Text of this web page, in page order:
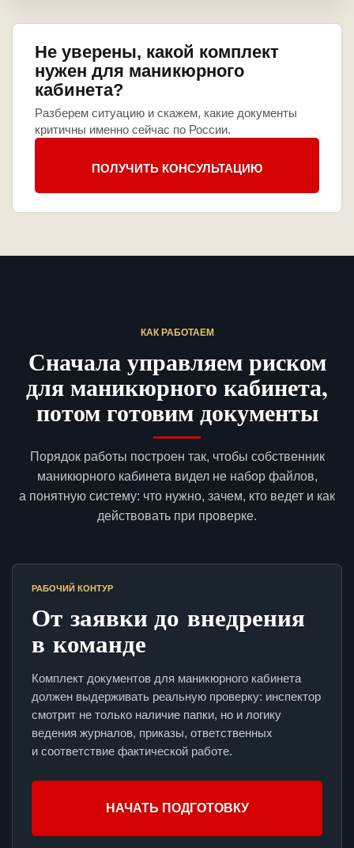
Не уверены, какой комплект
нужен для маникюрного
кабинета?
Разберем ситуацию и скажем, какие документы
критичны именно сейчас по России.
ПОЛУЧИТЬ КОНСУЛЬТАЦИЮ
КАК РАБОТАЕМ
Сначала управляем риском
для маникюрного кабинета,
потом готовим документы
Порядок работы построен так, чтобы собственник
маникюрного кабинета видел не набор файлов,
а понятную систему: что нужно, зачем, кто ведет и как
действовать при проверке.
РАБОЧИЙ КОНТУР
От заявки до внедрения
в команде
Комплект документов для маникюрного кабинета
должен выдерживать реальную проверку: инспектор
смотрит не только наличие папки, но и логику
ведения журналов, приказы, ответственных
и соответствие фактической работе.
НАЧАТЬ ПОДГОТОВКУ